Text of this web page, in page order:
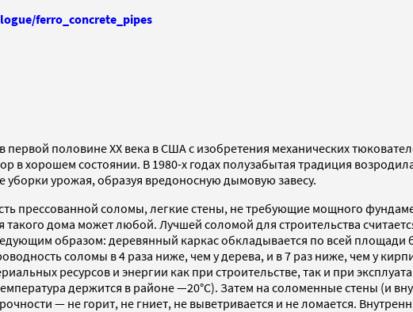
ferro_concrete_pipes
первой половине XX века в США с изобретения механических
в хорошем состоянии. В 1980-х годах полузабытая традиция
уборки урожая, образуя вредоносную дымовую завесу.
прессованной соломы, легкие стены, не требующие мощного
дома может любой. Лучшей соломой для строительства
образом: деревянный каркас обкладывается по всей
соломы в 4 раза ниже, чем у дерева, и в 7 раз ниже, чем у
ресурсов и энергии как при строительстве, так и при
держится в районе —20°C). Затем на соломенные стены (и
— не горит, не гниет, не выветривается и не ломается.